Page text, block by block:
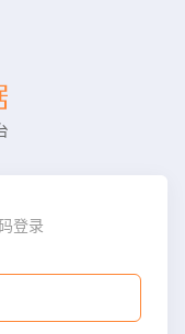
登录